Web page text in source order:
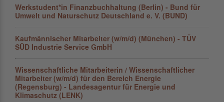
Werkstudent*in Finanzbuchhaltung (Berlin) - Bund für
Umwelt und Naturschutz Deutschland e. V. (BUND)
Kaufmännischer Mitarbeiter (w/m/d) (München) - TÜV
SÜD Industrie Service GmbH
Wissenschaftliche Mitarbeiterin / Wissenschaftlicher
Mitarbeiter (w/m/d) für den Bereich Energie
(Regensburg) - Landesagentur für Energie und
Klimaschutz (LENK)